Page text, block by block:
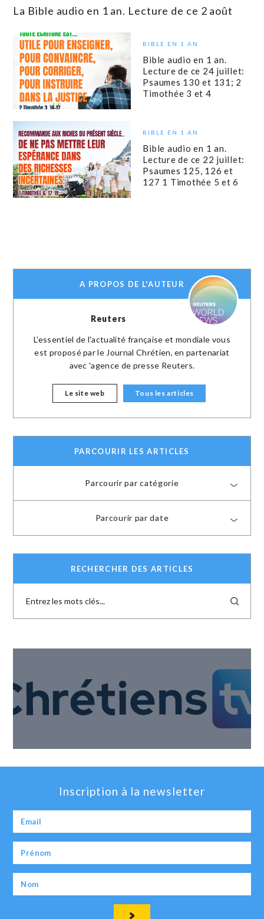
La Bible audio en 1 an. Lecture de ce 2 août
BIBLE EN 1 AN
Bible audio en 1 an.
Lecture de ce 24 juillet:
Psaumes 130 et 131; 2
Timothée 3 et 4
BIBLE EN 1 AN
Bible audio en 1 an.
Lecture de ce 22 juillet:
Psaumes 125, 126 et
127 1 Timothée 5 et 6
A PROPOS DE L'AUTEUR
Reuters
L'essentiel de l'actualité française et mondiale vous
est proposé par le Journal Chrétien, en partenariat
avec 'agence de presse Reuters.
Le site web Tous les articles
PARCOURIR LES ARTICLES
Parcourir par catégorie
Parcourir par date
RECHERCHER DES ARTICLES
Inscription à la newsletter